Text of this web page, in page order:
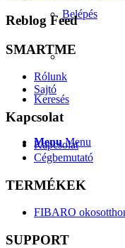
Belépés
Keresés
Menu Menu
Reblog Feed
SMARTME
Rólunk
Sajtó
Kapcsolat
Kapcsolat
Cégbemutató
TERMÉKEK
FIBARO
SUPPORT